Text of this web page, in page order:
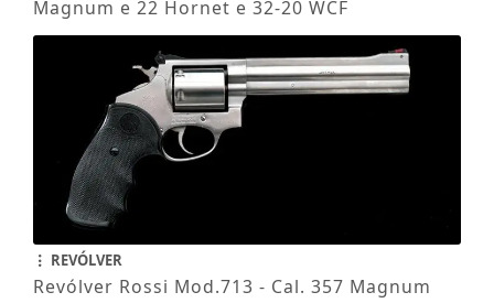
Magnum e 22 Hornet e 32-20 WCF
REVÓLVER
Revólver Rossi Mod.713 - Cal. 357 Magnum